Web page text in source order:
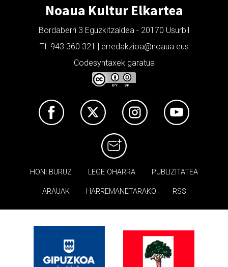
Noaua Kultur Elkartea
Bordaberri 3 Eguzkitzaldea - 20170 Usurbil
Tf: 943 360 321 | erredakzioa@noaua.eus
Codesyntaxek garatua
HONI BURUZ LEGE OHARRA PUBLIZITATEA
ARAUAK HARREMANETARAKO RSS